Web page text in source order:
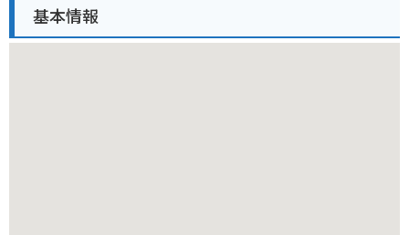
年以上とされる御神木など、見どころがたくさんあります。富
士山を背景にした美しい景色も魅力です。バイクで訪れる場合
基本情報